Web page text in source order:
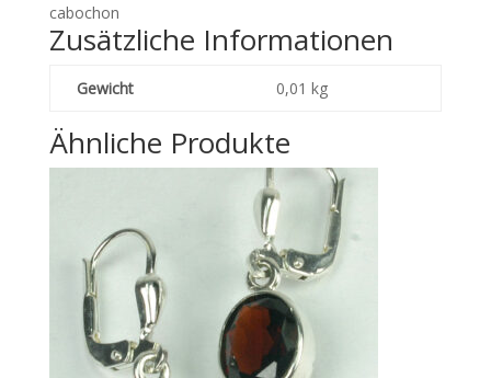
cabochon
Zusätzliche Informationen
Gewicht 0,01 kg
Ähnliche Produkte